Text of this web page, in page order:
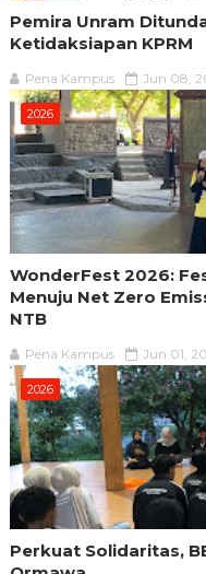
Pemira Unram
Ketidaksiapan KPRM
Pena Kampus Jun 08,
2026
WonderFest 2026:
Menuju Net Zero
NTB
Pena Kampus Jun 01,
2026
Perkuat Solidaritas,